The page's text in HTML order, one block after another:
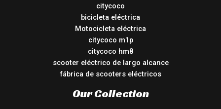
citycoco
bicicleta eléctrica
Motocicleta eléctrica
citycoco m1p
citycoco hm8
scooter eléctrico de largo alcance
fábrica de scooters eléctricos
Our Collection